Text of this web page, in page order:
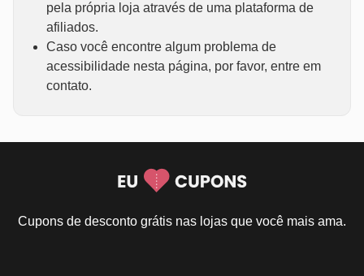
pela própria loja através de uma plataforma de
afiliados.
Caso você encontre algum problema de
acessibilidade nesta página, por favor, entre em
contato.
Cupons de desconto grátis nas lojas que você mais ama.